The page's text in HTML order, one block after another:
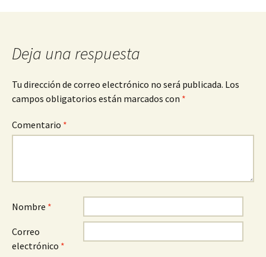
entradas
Deja una respuesta
Tu dirección de correo electrónico no será publicada. Los
campos obligatorios están marcados con *
Comentario *
Nombre *
Correo
electrónico *